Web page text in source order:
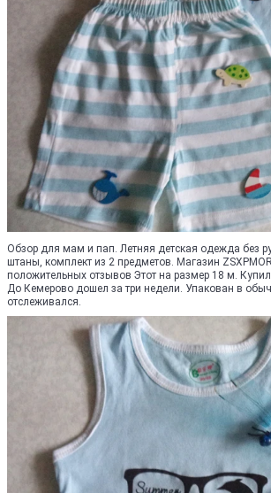
Обзор для мам и пап. Летняя детская одежда без
штаны, комплект из 2 предметов. Магазин
положительных отзывов Этот на размер 18 м.
До Кемерово дошел за три недели. Упакован в
отслеживался.